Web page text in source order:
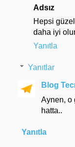
Adsız
Hepsi
daha iyi
Yanıtla
Yanıtlar
Blog
Aynen, o
hatta..
Yanıtla